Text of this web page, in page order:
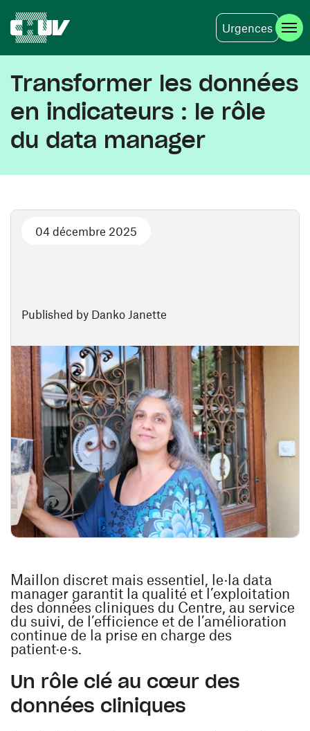
Urgences
Transformer les données
en indicateurs : le rôle
du data manager
Published by Danko Janette
04 décembre 2025
Maillon discret mais essentiel, le·la data
manager garantit la qualité et l’exploitation
des données cliniques du Centre, au service
du suivi, de l’efficience et de l’amélioration
continue de la prise en charge des
patient·e·s.
Un rôle clé au cœur des
données cliniques